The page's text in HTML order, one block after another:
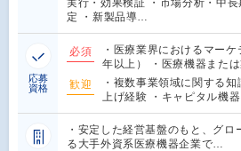
実行・効果検証 ・市場分析・中
定 ・新製品導…
応募
資格
必須
・医療業界におけるマー
年以上） ・医療機器また
歓迎
・複数事業領域に関する
上げ経験 ・キャピタル機
・安定した経営基盤のもと、グ
る大手外資系医療機器企業で…